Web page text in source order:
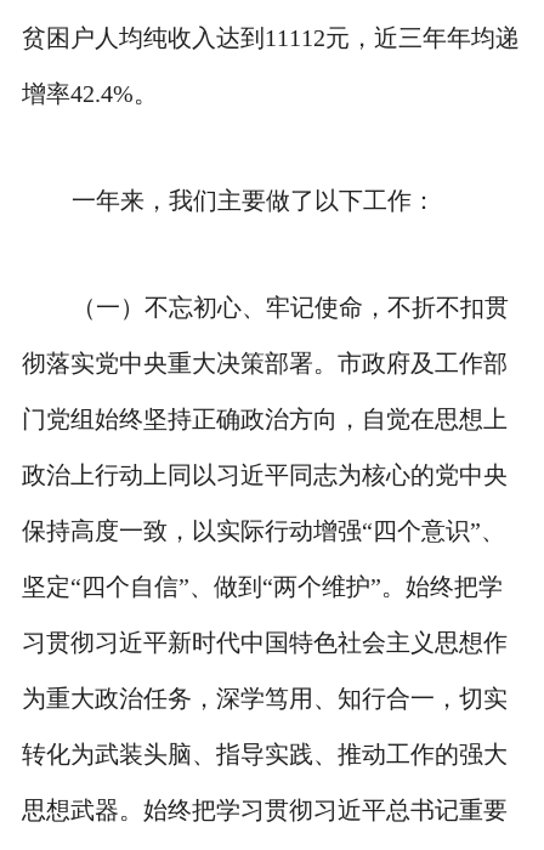
贫困户人均纯收入达到11112元，近三年年均递
增率42.4%。
一年来，我们主要做了以下工作：
（一）不忘初心、牢记使命，不折不扣贯
彻落实党中央重大决策部署。市政府及工作部
门党组始终坚持正确政治方向，自觉在思想上
政治上行动上同以习近平同志为核心的党中央
保持高度一致，以实际行动增强“四个意识”、
坚定“四个自信”、做到“两个维护”。始终把学
习贯彻习近平新时代中国特色社会主义思想作
为重大政治任务，深学笃用、知行合一，切实
转化为武装头脑、指导实践、推动工作的强大
思想武器。始终把学习贯彻习近平总书记重要